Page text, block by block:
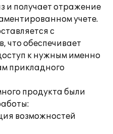
и получает отражение
учете.
с
что обеспечивает
к нужным именно
прикладного
продукта были
возможностей